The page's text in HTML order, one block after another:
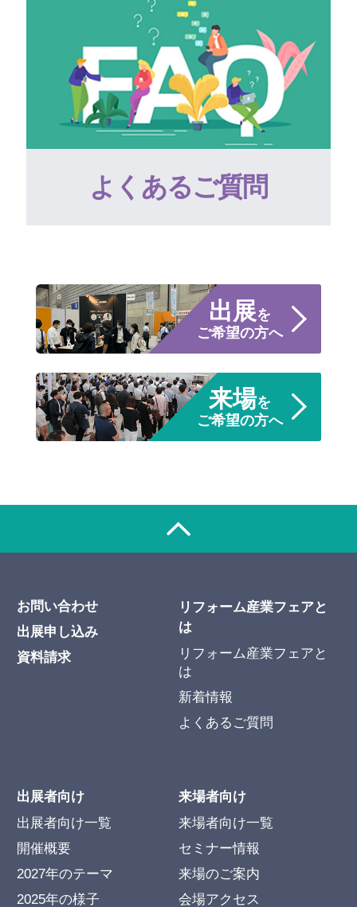
よくあるご質問
出展を
ご希望の方へ
来場を
ご希望の方へ
お問い合わせ
出展申し込み
資料請求
リフォーム産業フェアと
は
リフォーム産業フェアと
は
新着情報
よくあるご質問
出展者向け
出展者向け一覧
開催概要
2027年のテーマ
2025年の様子
来場者向け
来場者向け一覧
セミナー情報
来場のご案内
会場アクセス